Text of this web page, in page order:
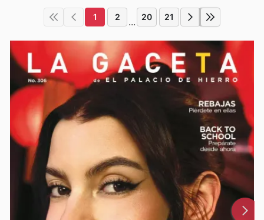
1 2 ... 20 21